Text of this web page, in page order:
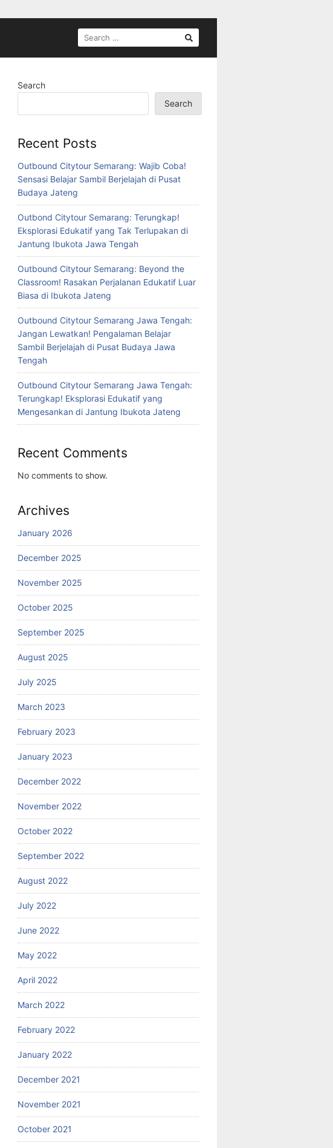
SEARCH
FOR:
Search
Search
Recent Posts
Outbound Citytour Semarang: Wajib Coba!
Sensasi Belajar Sambil Berjelajah di Pusat
Budaya Jateng
Outbond Citytour Semarang: Terungkap!
Eksplorasi Edukatif yang Tak Terlupakan di
Jantung Ibukota Jawa Tengah
Outbound Citytour Semarang: Beyond the
Classroom! Rasakan Perjalanan Edukatif Luar
Biasa di Ibukota Jateng
Outbound Citytour Semarang Jawa Tengah:
Jangan Lewatkan! Pengalaman Belajar
Sambil Berjelajah di Pusat Budaya Jawa
Tengah
Outbound Citytour Semarang Jawa Tengah:
Terungkap! Eksplorasi Edukatif yang
Mengesankan di Jantung Ibukota Jateng
Recent Comments
No comments to show.
Archives
January 2026
December 2025
November 2025
October 2025
September 2025
August 2025
July 2025
March 2023
February 2023
January 2023
December 2022
November 2022
October 2022
September 2022
August 2022
July 2022
June 2022
May 2022
April 2022
March 2022
February 2022
January 2022
December 2021
November 2021
October 2021